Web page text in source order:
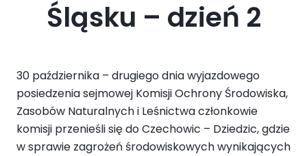
Śląsku – dzień 2
30 października – drugiego dnia wyjazdowego
posiedzenia sejmowej Komisji Ochrony Środowiska,
Zasobów Naturalnych i Leśnictwa członkowie
komisji przenieśli się do Czechowic – Dziedzic, gdzie
w sprawie zagrożeń środowiskowych wynikających